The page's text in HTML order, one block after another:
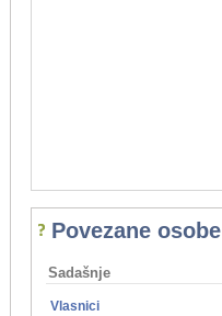
Povezane osobe
Sadašnje
Vlasnici